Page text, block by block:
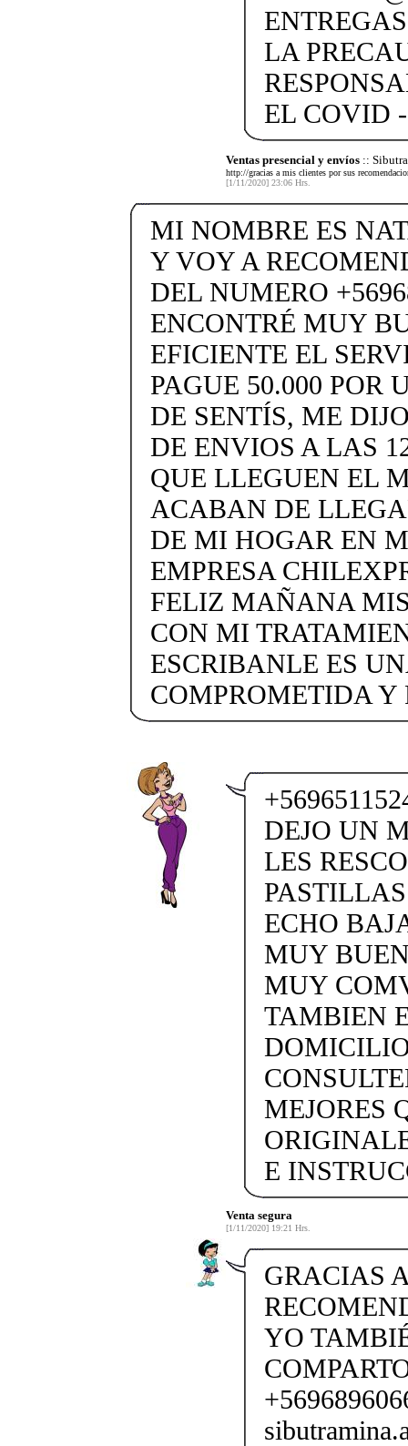
LA
EL COVID
Ventas presencial y envíos ::
http://gracias a mis clientes por sus
[1/11/2020] 23:06 Hrs.
MI NOMBRE ES
Y VOY A
DEL NUMERO
ENCONTRÉ MUY
EFICIENTE EL
PAGUE 50.000 POR
DE SENTÍS, ME
DE ENVIOS A LAS
QUE LLEGUEN EL
ACABAN DE
DE MI HOGAR EN
EMPRESA
FELIZ MAÑANA
CON MI
ESCRIBANLE ES
COMPROMETIDA Y
DEJO UN
LES
ECHO
MUY
MUY
TAMBIEN
MEJORES
E
Venta segura
[1/11/2020] 19:21 Hrs.
GRACIAS
YO